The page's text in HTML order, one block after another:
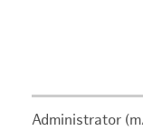
Administrator